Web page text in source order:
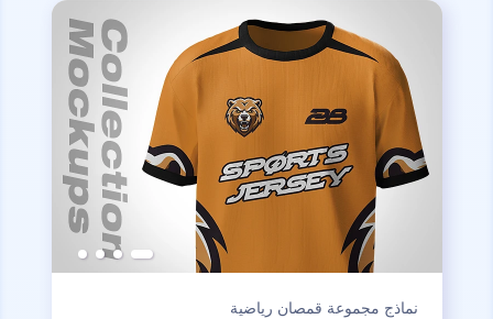
نماذج مجموعة قمصان رياضية